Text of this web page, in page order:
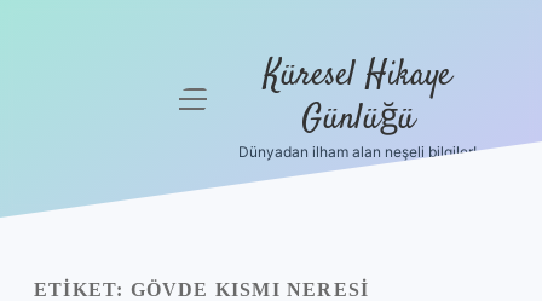
menüyü
Küresel Hikaye
Günlüğü
Dünyadan ilham alan neşeli bilgiler!
ETIKET: GÖVDE KISMI NERESI